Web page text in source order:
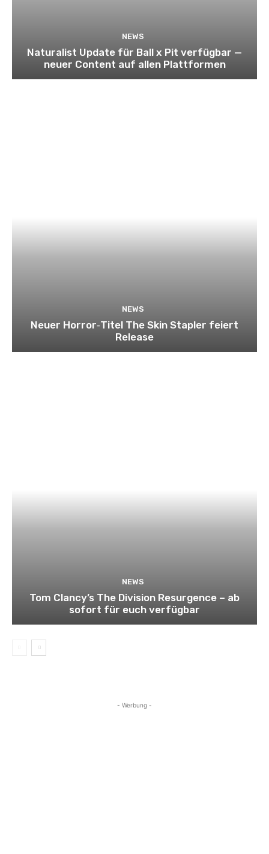
NEWS
Naturalist Update für Ball x Pit verfügbar —
neuer Content auf allen Plattformen
NEWS
Neuer Horror‑Titel The Skin Stapler feiert
Release
NEWS
Tom Clancy’s The Division Resurgence – ab
sofort für euch verfügbar
- Werbung -